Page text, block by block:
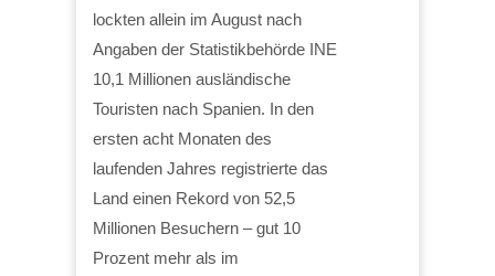
lockten allein im August nach
Angaben der Statistikbehörde INE
10,1 Millionen ausländische
Touristen nach Spanien. In den
ersten acht Monaten des
laufenden Jahres registrierte das
Land einen Rekord von 52,5
Millionen Besuchern – gut 10
Prozent mehr als im